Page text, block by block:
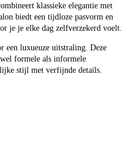
klassieke elegantie met
biedt een tijdloze pasvorm en
je je elke dag zelfverzekerd voelt.
een luxueuze uitstraling. Deze
formele als informele
stijl met verfijnde details.